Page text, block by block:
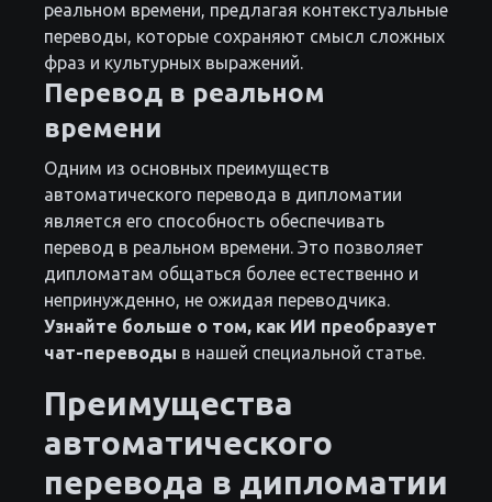
реальном времени, предлагая контекстуальные
переводы, которые сохраняют смысл сложных
фраз и культурных выражений.
Перевод в реальном
времени
Одним из основных преимуществ
автоматического перевода в дипломатии
является его способность обеспечивать
перевод в реальном времени. Это позволяет
дипломатам общаться более естественно и
непринужденно, не ожидая переводчика.
Узнайте больше о том, как ИИ преобразует
чат-переводы в нашей специальной статье.
Преимущества
автоматического
перевода в дипломатии